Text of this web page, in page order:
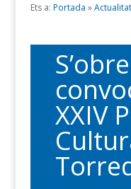
Ets a: Portada »
XXIV